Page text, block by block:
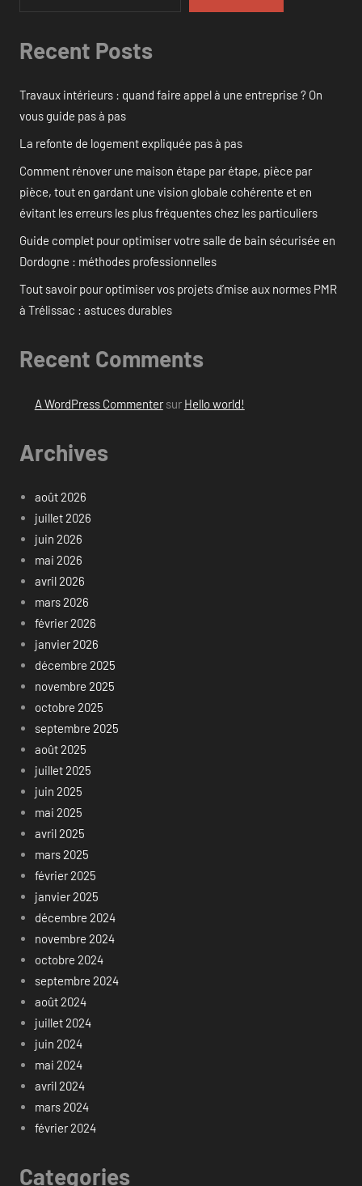
Recent Posts
Travaux intérieurs : quand faire appel à une entreprise ? On
vous guide pas à pas
La refonte de logement expliquée pas à pas
Comment rénover une maison étape par étape, pièce par
pièce, tout en gardant une vision globale cohérente et en
évitant les erreurs les plus fréquentes chez les particuliers
Guide complet pour optimiser votre salle de bain sécurisée en
Dordogne : méthodes professionnelles
Tout savoir pour optimiser vos projets d’mise aux normes PMR
à Trélissac : astuces durables
Recent Comments
A WordPress Commentersur Hello world!
Archives
août 2026
juillet 2026
juin 2026
mai 2026
avril 2026
mars 2026
février 2026
janvier 2026
décembre 2025
novembre 2025
octobre 2025
septembre 2025
août 2025
juillet 2025
juin 2025
mai 2025
avril 2025
mars 2025
février 2025
janvier 2025
décembre 2024
novembre 2024
octobre 2024
septembre 2024
août 2024
juillet 2024
juin 2024
mai 2024
avril 2024
mars 2024
février 2024
Categories